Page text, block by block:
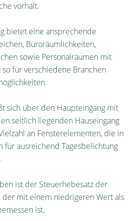
vorhält.
bietet eine ansprechende
Büroräumlichkeiten,
sowie Personalräumen mit
für verschiedene Branchen
sich über den Haupteingang mit
seitlich liegenden Hauseingang
an Fensterelementen, die in
für ausreichend Tagesbelichtung
ist der Steuerhebesatz der
der mit einem niedrigeren Wert als
ist.